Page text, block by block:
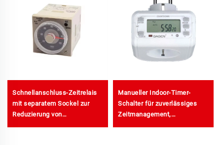
Schnellanschluss-Zeitrelais
mit separatem Sockel zur
Reduzierung von
Manueller Indoor-Timer-
Schalter für zuverlässiges
Zeitmanagement,